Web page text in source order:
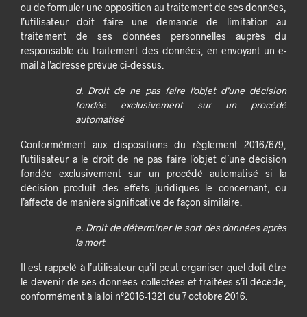
ou de formuler une opposition au traitement de ses données,
l’utilisateur doit faire une demande de limitation au
traitement de ses données personnelles auprès du
responsable du traitement des données, en envoyant un e-
mail à l’adresse prévue ci-dessus.
d. Droit de ne pas faire l’objet d’une décision
fondée exclusivement sur un procédé
automatisé
Conformément aux dispositions du règlement 2016/679,
l’utilisateur a le droit de ne pas faire l’objet d’une décision
fondée exclusivement sur un procédé automatisé si la
décision produit des effets juridiques le concernant, ou
l’affecte de manière significative de façon similaire.
e. Droit de déterminer le sort des données après
la mort
Il est rappelé à l’utilisateur qu’il peut organiser quel doit être
le devenir de ses données collectées et traitées s’il décède,
conformément à la loi n°2016-1321 du 7 octobre 2016.